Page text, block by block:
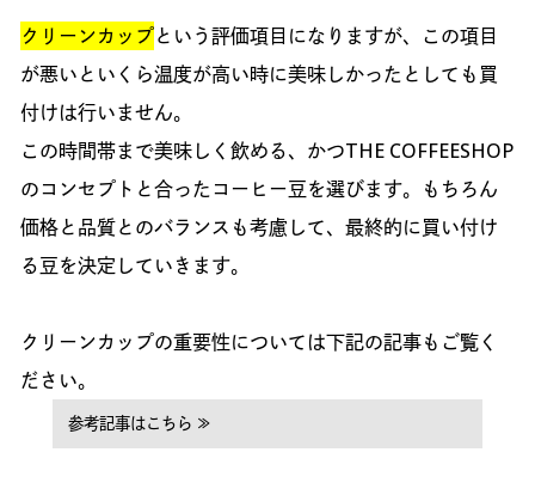
クリーンカップという評価項目になりますが、この項目
が悪いといくら温度が高い時に美味しかったとしても買
付けは行いません。
この時間帯まで美味しく飲める、かつTHE COFFEESHOP
のコンセプトと合ったコーヒー豆を選びます。もちろん
価格と品質とのバランスも考慮して、最終的に買い付け
る豆を決定していきます。
クリーンカップの重要性については下記の記事もご覧く
ださい。
参考記事はこちら ≫